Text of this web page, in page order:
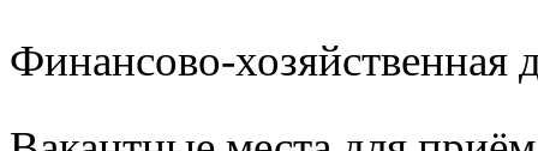
Финансово-хозяйственная